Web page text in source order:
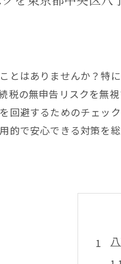
とはありませんか？特
税の無申告リスクを無
回避するためのチェッ
的で安心できる対策を